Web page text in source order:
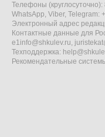
Телефоны
WhatsApp, Viber, Telegram:
Электронный адрес
Контактные данные для
e1info@shkulev.ru,
Техподдержка:
Рекомендательные